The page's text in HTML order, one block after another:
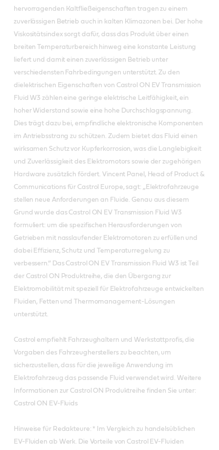
hervorragenden Kaltfließeigenschaften tragen zu einem
zuverlässigen Betrieb auch in kalten Klimazonen bei. Der hohe
Viskositätsindex sorgt dafür, dass das Produkt über einen
breiten Temperaturbereich hinweg eine konstante Leistung
liefert und damit einen zuverlässigen Betrieb unter
verschiedensten Fahrbedingungen unterstützt. Zu den
dielektrischen Eigenschaften von Castrol ON EV Transmission
Fluid W3 zählen eine geringe elektrische Leitfähigkeit, ein
hoher Widerstand sowie eine hohe Durchschlagspannung.
Dies trägt dazu bei, empfindliche elektronische Komponenten
im Antriebsstrang zu schützen. Zudem bietet das Fluid einen
wirksamen Schutz vor Kupferkorrosion, was die Langlebigkeit
und Zuverlässigkeit des Elektromotors sowie der zugehörigen
Hardware zusätzlich fördert. Vincent Panel, Head of Product &
Communications für Castrol Europe, sagt: „Elektrofahrzeuge
stellen neue Anforderungen an Fluide. Genau aus diesem
Grund wurde das Castrol ON EV Transmission Fluid W3
formuliert: um die spezifischen Herausforderungen von
Getrieben mit nasslaufender Elektromotoren zu erfüllen und
dabei Effizienz, Schutz und Temperaturregelung zu
verbessern.“ Das Castrol ON EV Transmission Fluid W3 ist Teil
der Castrol ON Produktreihe, die den Übergang zur
Elektromobilität mit speziell für Elektrofahrzeuge entwickelten
Fluiden, Fetten und Thermomanagement-Lösungen
unterstützt.
Castrol empfiehlt Fahrzeughaltern und Werkstattprofis, die
Vorgaben des Fahrzeugherstellers zu beachten, um
sicherzustellen, dass für die jeweilige Anwendung im
Elektrofahrzeug das passende Fluid verwendet wird. Weitere
Informationen zur Castrol ON Produktreihe finden Sie unter:
Castrol ON EV-Fluids
Hinweise für Redakteure: * Im Vergleich zu handelsüblichen
EV-Fluiden ab Werk. Die Vorteile von Castrol EV-Fluiden